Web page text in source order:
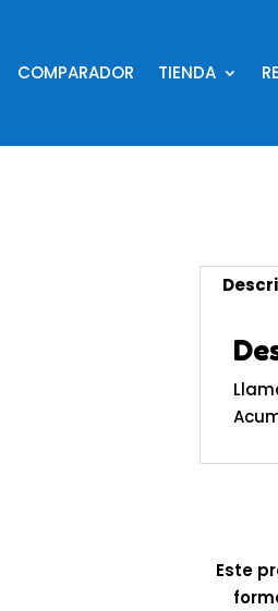
COMPARADOR TIENDA
Este